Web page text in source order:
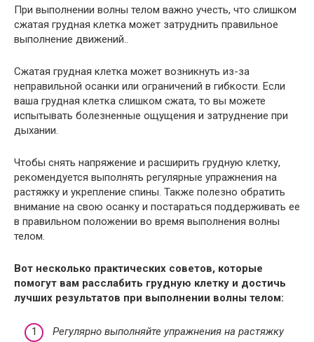
При выполнении волны телом важно учесть, что слишком
сжатая грудная клетка может затруднить правильное
выполнение движений..
Сжатая грудная клетка может возникнуть из-за
неправильной осанки или ограничений в гибкости. Если
ваша грудная клетка слишком сжата, то вы можете
испытывать болезненные ощущения и затруднение при
дыхании.
Чтобы снять напряжение и расширить грудную клетку,
рекомендуется выполнять регулярные упражнения на
растяжку и укрепление спины. Также полезно обратить
внимание на свою осанку и постараться поддерживать ее
в правильном положении во время выполнения волны
телом.
Вот несколько практических советов, которые
помогут вам расслабить грудную клетку и достичь
лучших результатов при выполнении волны телом:
Регулярно выполняйте упражнения на растяжку